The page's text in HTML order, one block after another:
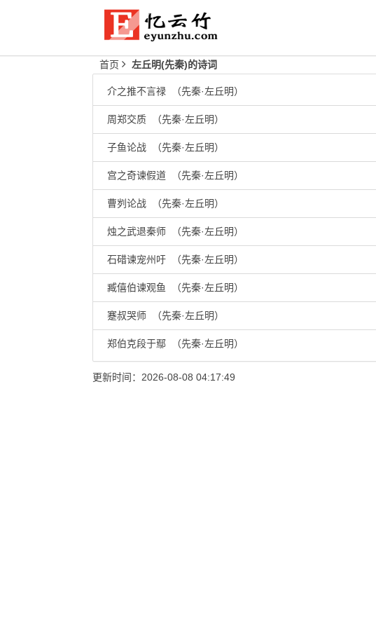
首页 左丘明(先秦)的诗词
介之推不言禄 （先秦·左丘明）
周郑交质 （先秦·左丘明）
子鱼论战 （先秦·左丘明）
宫之奇谏假道 （先秦·左丘明）
曹刿论战 （先秦·左丘明）
烛之武退秦师 （先秦·左丘明）
石碏谏宠州吁 （先秦·左丘明）
臧僖伯谏观鱼 （先秦·左丘明）
蹇叔哭师 （先秦·左丘明）
郑伯克段于鄢 （先秦·左丘明）
更新时间：2026-08-08 04:17:49